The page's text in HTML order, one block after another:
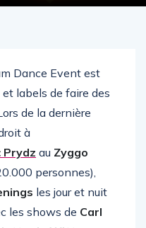
Dance Event est
labels de faire des
de la dernière
à
Prydz auZyggo
personnes),
les jour et nuit